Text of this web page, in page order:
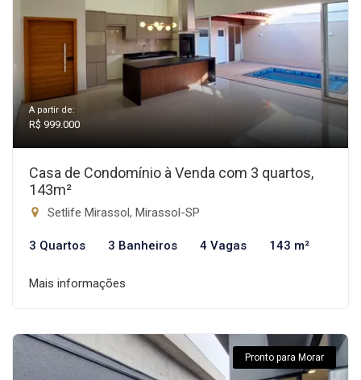
A partir de:
R$ 999.000
Casa de Condomínio à Venda com 3 quartos,
143m²
Setlife Mirassol, Mirassol-SP
3 Quartos 3 Banheiros 4 Vagas 143 m²
Mais informações
Pronto para Morar